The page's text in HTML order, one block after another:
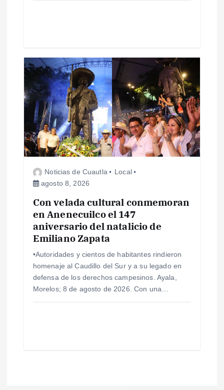
s
Noticias de Cuautla
Local
agosto 8, 2026
Con velada cultural conmemoran
en Anenecuilco el 147
aniversario del natalicio de
Emiliano Zapata
•Autoridades y cientos de habitantes rindieron
homenaje al Caudillo del Sur y a su legado en
defensa de los derechos campesinos. Ayala,
Morelos; 8 de agosto de 2026. Con una…